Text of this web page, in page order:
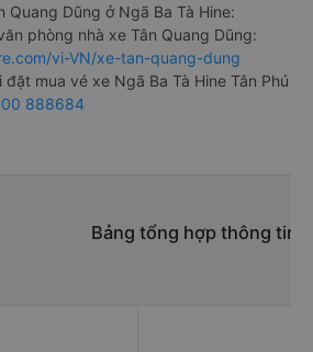
Quang Dũng ở Ngã Ba Tà Hine:
phòng nhà xe Tân Quang Dũng:
vi-VN/xe-tan-quang-dung
đặt mua vé xe Ngã Ba Tà Hine Tân Phú
888684
Bảng tổng hợp thông tin